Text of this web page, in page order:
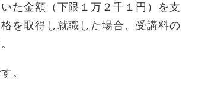
た金額（下限１万２千１円）を支
を取得し就職した場合、受講料の
。